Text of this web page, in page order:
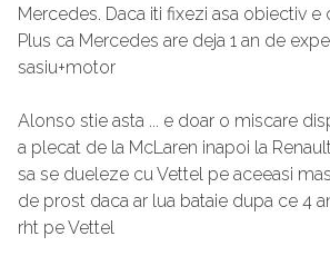
Mercedes. Daca iti fixezi asa obiectiv e
Plus ca Mercedes are deja 1 an de
sasiu+motor
Alonso stie asta ... e doar o miscare
a plecat de la McLaren inapoi la
sa se dueleze cu Vettel pe aceeasi
de prost daca ar lua bataie dupa ce 4
rht pe Vettel